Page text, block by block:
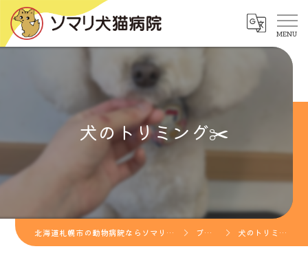
犬のトリミング✂️
北海道札幌市の動物病院ならソマリ犬猫病院 ブログ 犬のトリミング✂️